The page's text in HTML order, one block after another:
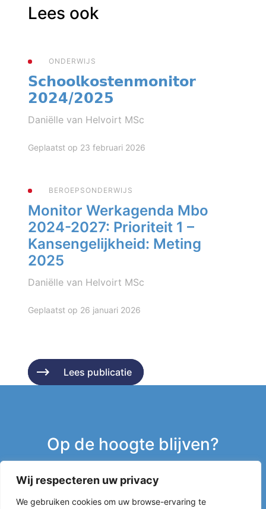
Wij respecteren uw privacy
We gebruiken cookies om uw browse-ervaring te
Lees ook
ONDERWIJS
𝗦𝗰𝗵𝗼𝗼𝗹𝗸𝗼𝘀𝘁𝗲𝗻𝗺𝗼𝗻𝗶𝘁𝗼𝗿
𝟮𝟬𝟮𝟰/𝟮𝟬𝟮𝟱
Daniëlle van Helvoirt MSc
Geplaatst op 23 februari 2026
Lees publicatie
BEROEPSONDERWIJS
Monitor Werkagenda Mbo
2024-2027: Prioriteit 1 –
Kansengelijkheid: Meting
2025
Daniëlle van Helvoirt MSc
Geplaatst op 26 januari 2026
Lees publicatie
Op de hoogte blijven?
Inschrijven nieuwsbrief